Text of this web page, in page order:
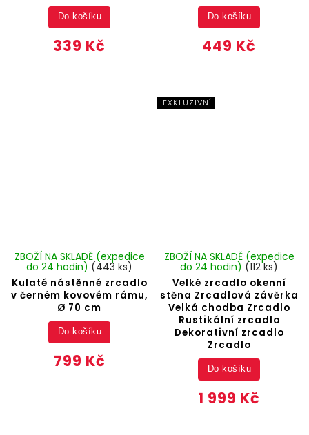
339 Kč
Do košíku
449 Kč
Do košíku
Kulaté nástěnné zrcadlo
v černém kovovém rámu,
Ø 70 cm
ZBOŽÍ NA SKLADĚ (expedice
do 24 hodin) (443 ks)
799 Kč
Do košíku
EXKLUZIVNÍ
Velké zrcadlo okenní
stěna Zrcadlová závěrka
Velká chodba Zrcadlo
Rustikální zrcadlo
Dekorativní zrcadlo
Zrcadlo
ZBOŽÍ NA SKLADĚ (expedice
do 24 hodin) (112 ks)
1 999 Kč
Do košíku